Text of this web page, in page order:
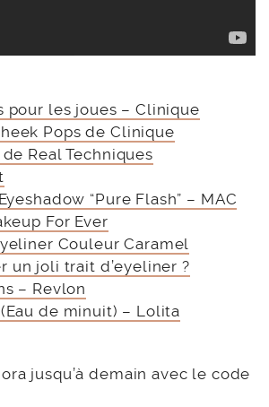
pour les joues – Clinique
Pops de Clinique
Real Techniques
“Pure Flash” – MAC
For Ever
Couleur Caramel
un joli trait d’eyeliner ?
– Revlon
de minuit) – Lolita
jusqu’à demain avec le code